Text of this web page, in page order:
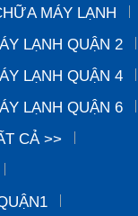
MÁY LẠNH
LẠNH QUẬN 2
LẠNH QUẬN 4
LẠNH QUẬN 6
CẢ >>